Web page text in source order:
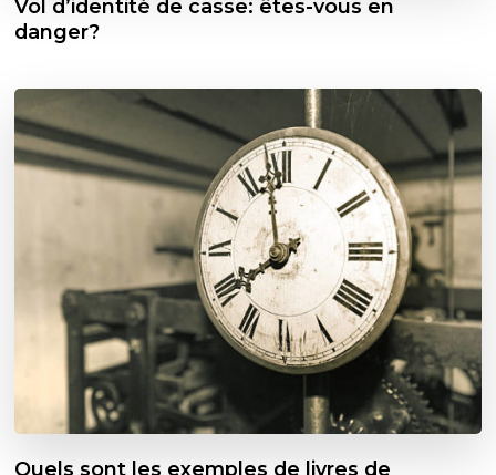
Vol d’identité de casse: êtes-vous en
danger?
Quels sont les exemples de livres de